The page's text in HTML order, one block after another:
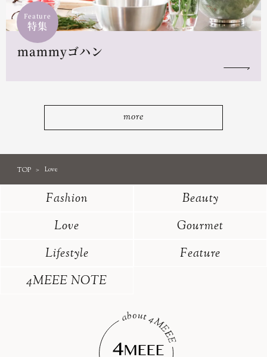
Feature
特集
mammyゴハン
more
TOP Love
Fashion
Beauty
Love
Gourmet
Lifestyle
Feature
4MEEE NOTE